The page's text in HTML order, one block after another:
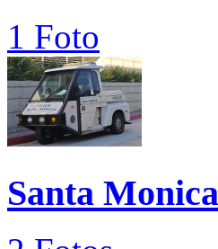
1 Foto
Santa